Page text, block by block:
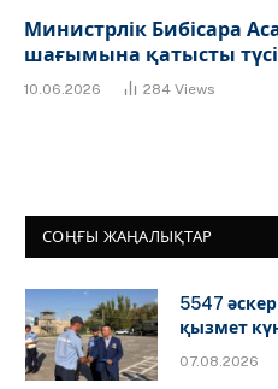
Министрлік Бибісара
шағымына қатысты
10.06.2026 284 Views
СОҢҒЫ ЖАҢАЛЫҚТАР
5547
қызмет
07.08.2026